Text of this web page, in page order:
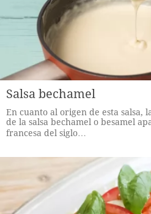
Salsa bechamel
En cuanto al origen de esta salsa,
de la salsa bechamel o besamel
francesa del siglo…